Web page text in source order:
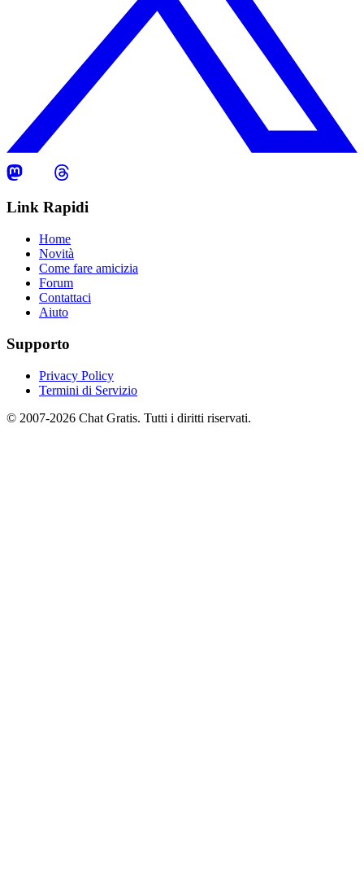
Link Rapidi
Home
Novità
Come fare amicizia
Forum
Contattaci
Aiuto
Supporto
Privacy Policy
Termini di Servizio
© 2007-2026 Chat Gratis. Tutti i diritti riservati.